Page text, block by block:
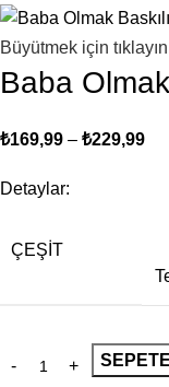
Büyütmek için tıklayın
Baba
₺169,99 – ₺229,99
Detaylar:
ÇEŞIT